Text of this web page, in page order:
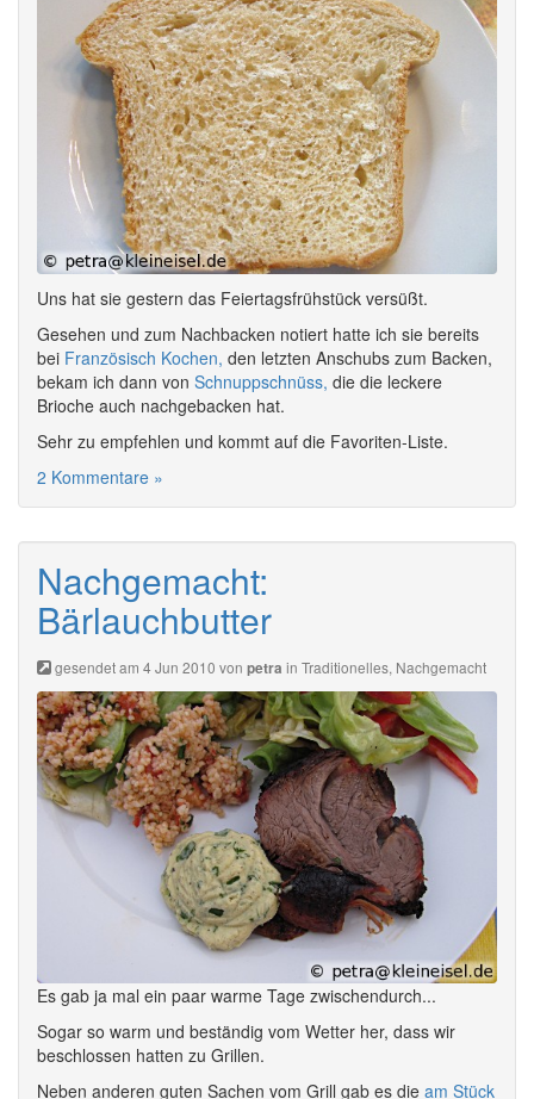
Uns hat sie gestern das Feiertagsfrühstück versüßt.
Gesehen und zum Nachbacken notiert hatte ich sie bereits
bei Französisch Kochen, den letzten Anschubs zum Backen,
bekam ich dann von Schnuppschnüss, die die leckere
Brioche auch nachgebacken hat.
Sehr zu empfehlen und kommt auf die Favoriten-Liste.
2 Kommentare »
Nachgemacht:
Bärlauchbutter
gesendet am 4 Jun 2010 von petra in Traditionelles, Nachgemacht
Es gab ja mal ein paar warme Tage zwischendurch...
Sogar so warm und beständig vom Wetter her, dass wir
beschlossen hatten zu Grillen.
Neben anderen guten Sachen vom Grill gab es die am Stück